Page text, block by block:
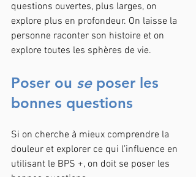
questions ouvertes, plus larges, on
explore plus en profondeur. On laisse la
personne raconter son histoire et on
explore toutes les sphères de vie.
Poser ou se poser les
bonnes questions
Si on cherche à mieux comprendre la
douleur et explorer ce qui l’influence en
utilisant le BPS +, on doit se poser les